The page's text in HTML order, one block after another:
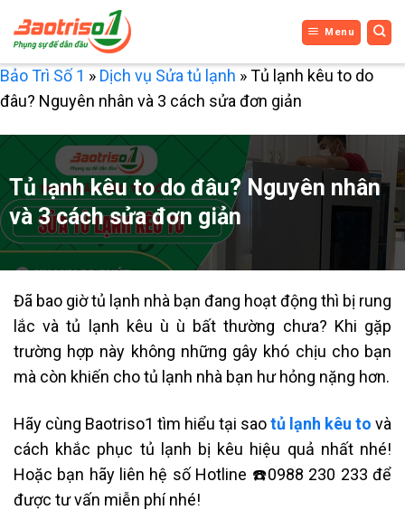
qua
nội
dung
Menu
Bảo Trì Số 1 » Dịch vụ Sửa tủ lạnh »Tủ lạnh kêu to do
đâu? Nguyên nhân và 3 cách sửa đơn giản
Tủ lạnh kêu to do đâu? Nguyên nhân
và 3 cách sửa đơn giản
Đã bao giờ tủ lạnh nhà bạn đang hoạt động thì bị rung
lắc vàtủ lạnh kêu ù ù bất thường chưa? Khi gặp
trường hợp này không những gây khó chịu cho bạn
mà còn khiến cho tủ lạnh nhà bạn hư hỏng nặng hơn.
Hãy cùng Baotriso1 tìm hiểu tại saotủ lạnh kêu to và
cách khắc phục tủ lạnh bị kêu hiệu quả nhất nhé!
Hoặc bạn hãy liên hệ số Hotline ☎️0988 230 233để
được tư vấn miễn phí nhé!